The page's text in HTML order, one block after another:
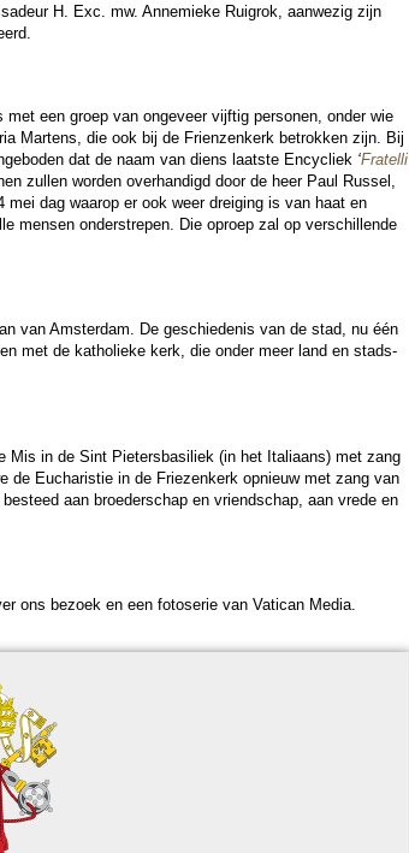
H. Exc. mw. Anne­mieke Ruigrok, aanwe­zig zijn
een groep van ongeveer vijf­tig personen, onder wie
Martens, die ook bij de Frienzen­kerk betrokken zijn. Bij
dat de naam van diens laatste En­cy­cliek ‘Fratelli
zullen wor­den overhan­digd door de heer Paul Russel,
dag waarop er ook weer drei­ging is van haat en
mensen onder­stre­pen. Die oproep zal op ver­schil­lende
van Am­ster­dam. De ge­schie­de­nis van de stad, nu één
met de katho­lieke kerk, die onder meer land en stads­
Mis in de Sint Pieters­basi­liek (in het Ita­li­aans) met zang
de Eucha­ris­tie in de Friezen­kerk opnieuw met zang van
aan broe­der­schap en vriend­schap, aan vrede en
ons bezoek en een foto­se­rie van Vatican Media.